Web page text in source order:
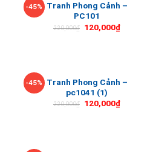
-45%
Tranh Phong Cảnh –
PC101
220,000₫ 120,000₫
-45%
Tranh Phong Cảnh –
pc1041 (1)
220,000₫ 120,000₫